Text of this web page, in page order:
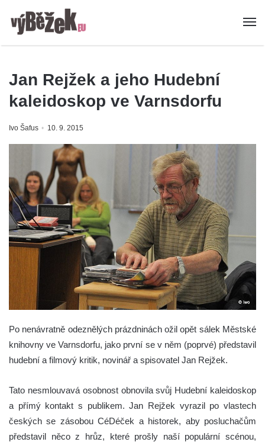
Jan Rejžek a jeho Hudební
kaleidoskop ve Varnsdorfu
Ivo Šafus 10. 9. 2015
Po nenávratně odeznělých prázdninách ožil opět sálek Městské
knihovny ve Varnsdorfu, jako první se v něm (poprvé) představil
hudební a filmový kritik, novinář a spisovatel Jan Rejžek.
Tato nesmlouvavá osobnost obnovila svůj Hudební kaleidoskop
a přímý kontakt s publikem. Jan Rejžek vyrazil po vlastech
českých se zásobou CéDéček a historek, aby posluchačům
představil něco z hrůz, které prošly naší populární scénou,